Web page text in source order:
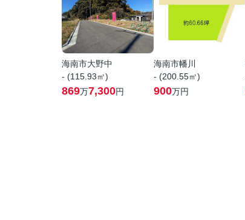
海南市大野中
- (115.93㎡)
869万7,300円
海南市幡川
- (200.55㎡)
900万円